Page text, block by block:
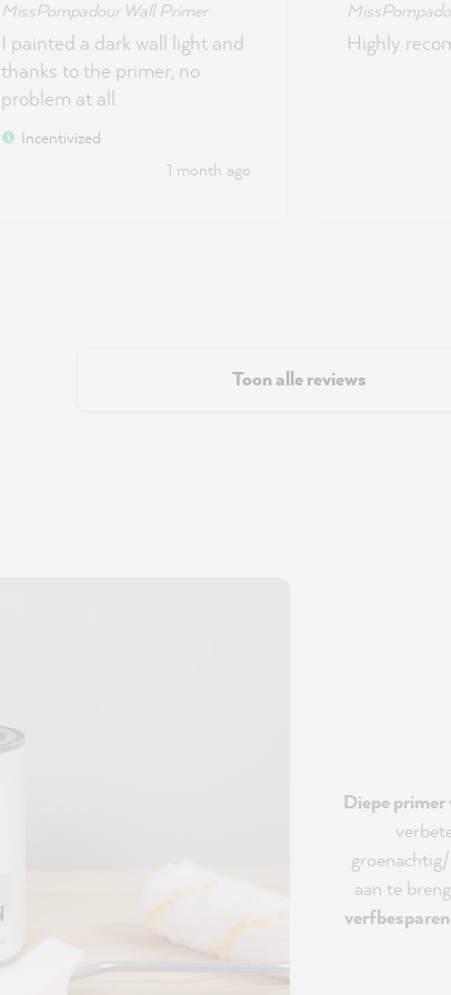
MissPompadour Wall Primer
I painted a dark wall light and
thanks to the primer, no
problem at all.
Incentivized
1 month ago
Highly
Toon alle reviews
Diepe
aan te